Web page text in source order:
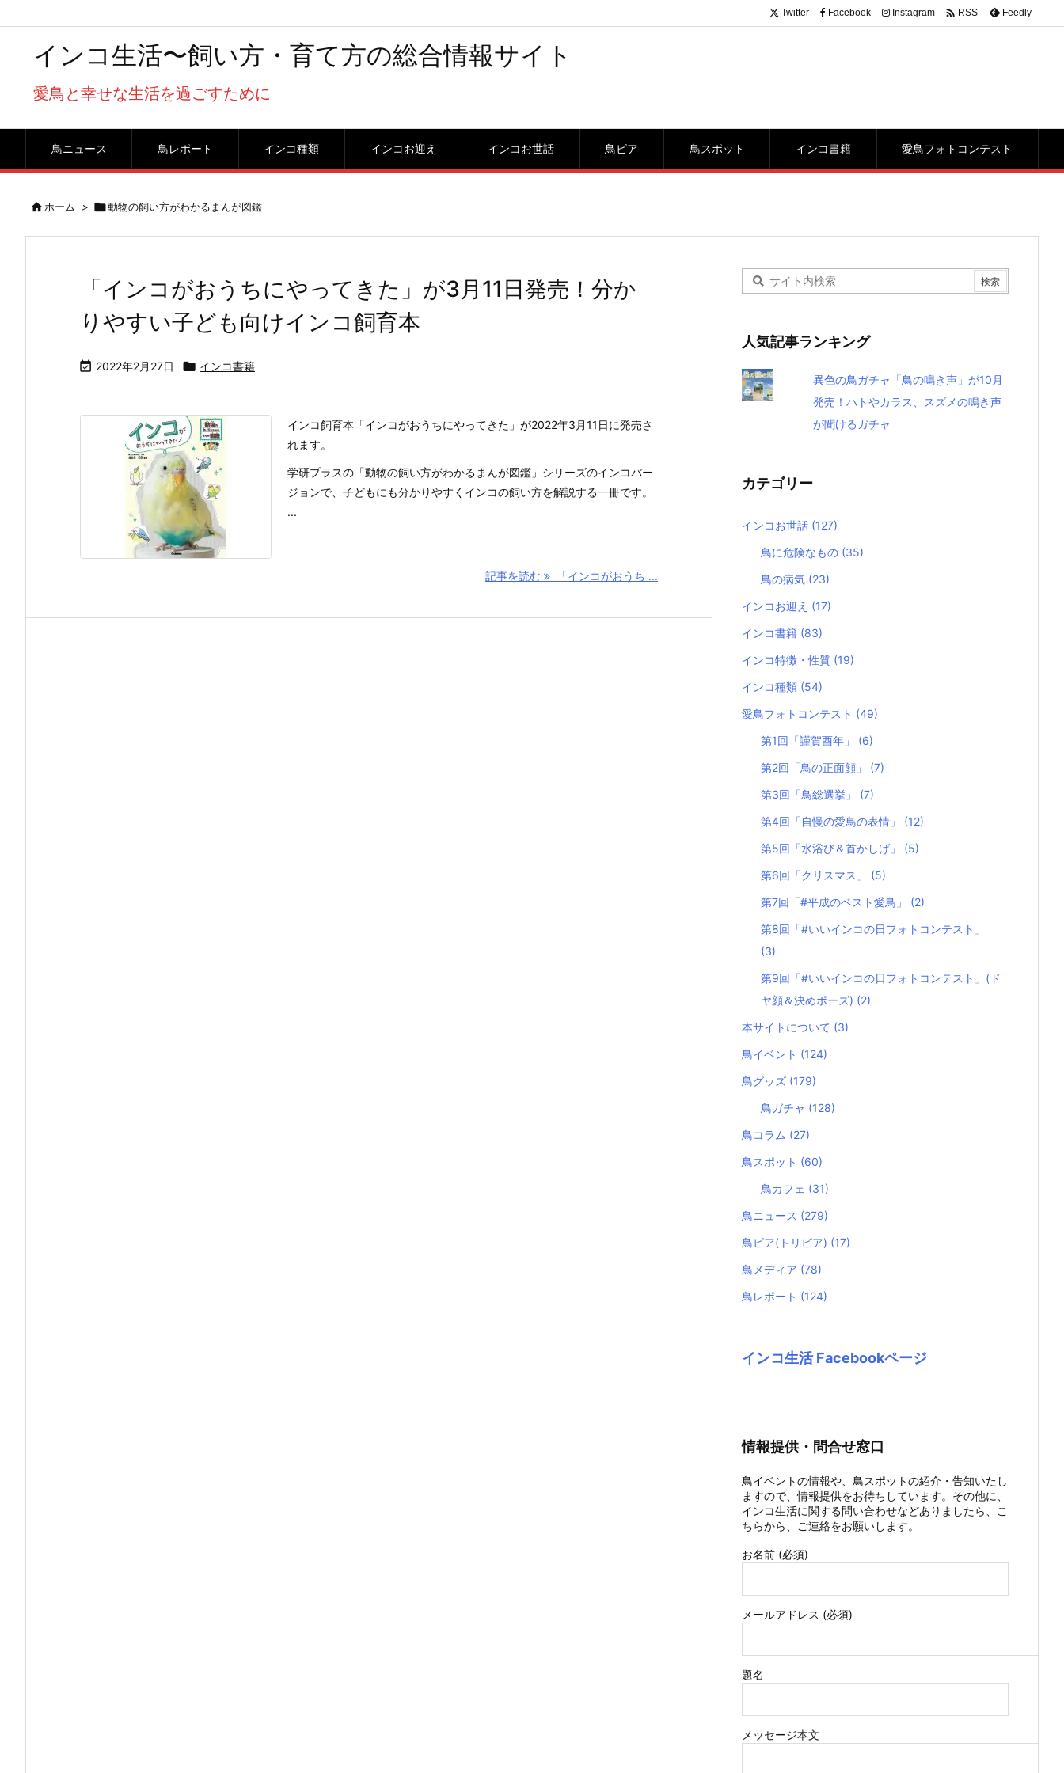
インコ生活〜飼い方・育て方の総合情報サイト
愛鳥と幸せな生活を過ごすために
鳥ニュース 鳥レポート インコ種類 インコお迎え インコお世話 鳥ビア 鳥スポット インコ書籍 愛鳥フォトコンテスト
Twitter Facebook Instagram  RSS Feedly
ホーム > 動物の飼い方がわかるまんが図鑑
「インコがおうちにやってきた」が3月11日発売！分か
りやすい子ども向けインコ飼育本
 2022年2月27日  インコ書籍
インコ飼育本「インコがおうちにやってきた」が2022年3月11日に発売さ
れます。
学研プラスの「動物の飼い方がわかるまんが図鑑」シリーズのインコバー
ジョンで、子どもにも分かりやすくインコの飼い方を解説する一冊です。
...
記事を読む 「インコがおうち ...
人気記事ランキング
異色の鳥ガチャ「鳥の鳴き声」が10月
発売！ハトやカラス、スズメの鳴き声
が聞けるガチャ
カテゴリー
インコお世話 (127)
鳥に危険なもの (35)
鳥の病気 (23)
インコお迎え (17)
インコ書籍 (83)
インコ特徴・性質 (19)
インコ種類 (54)
愛鳥フォトコンテスト (49)
第1回「謹賀酉年」 (6)
第2回「鳥の正面顔」 (7)
第3回「鳥総選挙」 (7)
第4回「自慢の愛鳥の表情」 (12)
第5回「水浴び＆首かしげ」 (5)
第6回「クリスマス」 (5)
第7回「#平成のベスト愛鳥」 (2)
第8回「#いいインコの日フォトコンテスト」
(3)
第9回「#いいインコの日フォトコンテスト」(ド
ヤ顔＆決めポーズ) (2)
本サイトについて (3)
鳥イベント (124)
鳥グッズ (179)
鳥ガチャ (128)
鳥コラム (27)
鳥スポット (60)
鳥カフェ (31)
鳥ニュース (279)
鳥ビア(トリビア) (17)
鳥メディア (78)
鳥レポート (124)
インコ生活 Facebookページ
情報提供・問合せ窓口
鳥イベントの情報や、鳥スポットの紹介・告知いたし
ますので、情報提供をお待ちしています。その他に、
インコ生活に関する問い合わせなどありましたら、こ
ちらから、ご連絡をお願いします。
お名前 (必須)
メールアドレス (必須)
題名
メッセージ本文